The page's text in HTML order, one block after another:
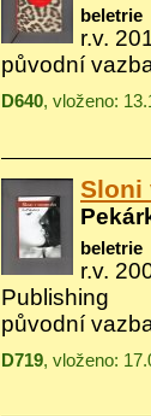
beletrie
r.v.
původní
D640, vloženo:
Sloni
beletrie
r.v.
Publishing
původní
D719, vloženo: